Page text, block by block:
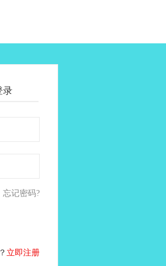
录
忘记密码?
立即注册